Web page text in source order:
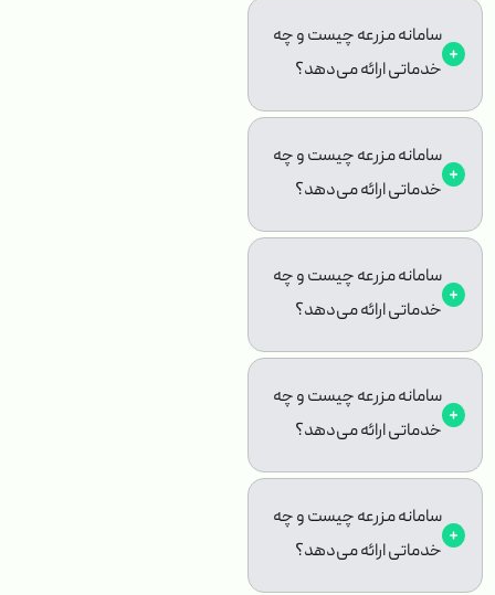
سامانه مزرعه چیست و چه
خدماتی ارائه می‌دهد؟
سامانه مزرعه چیست و چه
خدماتی ارائه می‌دهد؟
سامانه مزرعه چیست و چه
خدماتی ارائه می‌دهد؟
سامانه مزرعه چیست و چه
خدماتی ارائه می‌دهد؟
سامانه مزرعه چیست و چه
خدماتی ارائه می‌دهد؟